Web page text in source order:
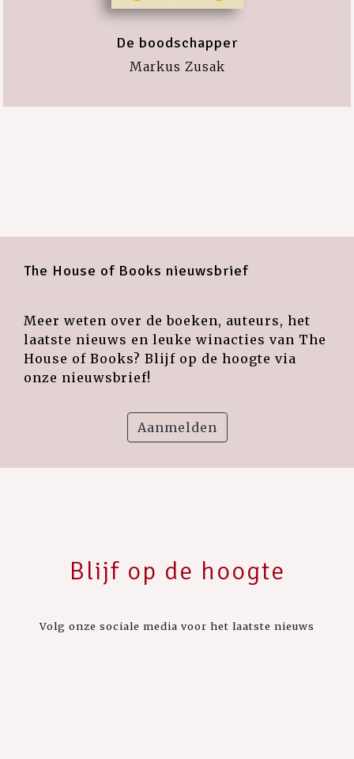
De boodschapper
Markus Zusak
The House of Books nieuwsbrief
Meer weten over de boeken, auteurs, het
laatste nieuws en leuke winacties van The
House of Books? Blijf op de hoogte via
onze nieuwsbrief!
Aanmelden
Blijf op de hoogte
Volg onze sociale media voor het laatste nieuws